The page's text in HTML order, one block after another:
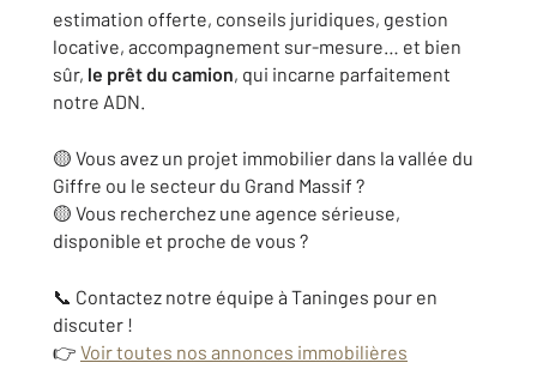
estimation offerte, conseils juridiques, gestion
locative, accompagnement sur-mesure… et bien
sûr, le prêt du camion, qui incarne parfaitement
notre ADN.
🟡 Vous avez un projet immobilier dans la vallée du
Giffre ou le secteur du Grand Massif ?
🟡 Vous recherchez une agence sérieuse,
disponible et proche de vous ?
📞 Contactez notre équipe à Taninges pour en
discuter !
👉 Voir toutes nos annonces immobilières